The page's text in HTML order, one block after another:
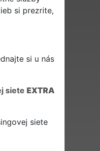
si prezrite,
si u nás
siete EXTRA
siete